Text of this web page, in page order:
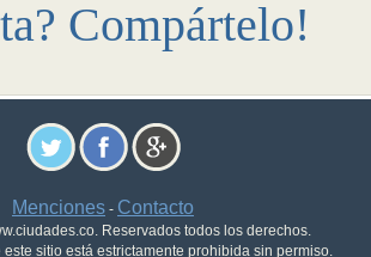
Compártelo!
Menciones - Contacto
Reservados todos los derechos.
sitio está estrictamente prohibida sin permiso.